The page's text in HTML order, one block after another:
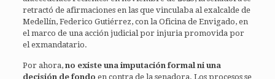
retractó de afirmaciones en las que vinculaba al exalcalde de
Medellín, Federico Gutiérrez, con la Oficina de Envigado, en
el marco de una acción judicial por injuria promovida por
el exmandatario.
Por ahora,no existe una imputación formal ni una
decisión de fondo en contra de la senadora. Los procesos se